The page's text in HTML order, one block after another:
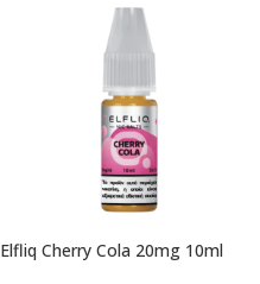
Elfliq Cherry Cola 20mg 10ml